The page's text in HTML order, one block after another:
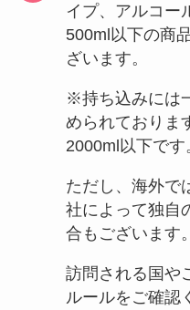
イプ、アルコー
500ml以下の商
ざいます。
※持ち込みには
められておりま
2000ml以下です
ただし、海外で
社によって独自
合もございます。
訪問される国や
ルールをご確認